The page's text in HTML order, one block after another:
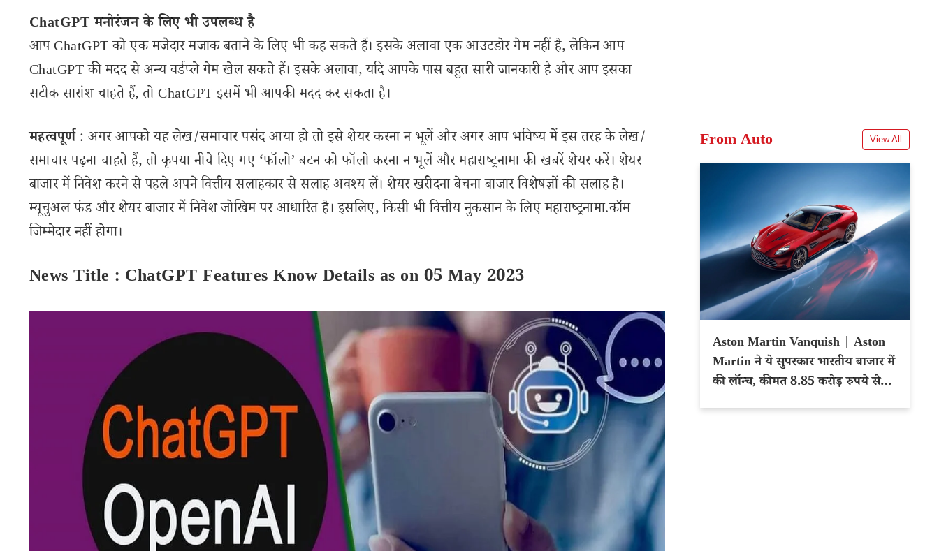
ChatGPT मनोरंजन के लिए भी उपलब्ध है
आप ChatGPT को एक मजेदार मजाक बताने के लिए भी कह सकते हैं। इसके अलावा एक आउटडोर गेम नहीं है, लेकिन आप
ChatGPT की मदद से अन्य वर्डप्ले गेम खेल सकते हैं। इसके अलावा, यदि आपके पास बहुत सारी जानकारी है और आप इसका
सटीक सारांश चाहते हैं, तो ChatGPT इसमें भी आपकी मदद कर सकता है।
महत्वपूर्ण: अगर आपको यह लेख/समाचार पसंद आया हो तो इसे शेयर करना न भूलें और अगर आप भविष्य में इस तरह के लेख/
समाचार पढ़ना चाहते हैं, तो कृपया नीचे दिए गए ‘फॉलो’ बटन को फॉलो करना न भूलें और महाराष्ट्रनामा की खबरें शेयर करें। शेयर
बाजार में निवेश करने से पहले अपने वित्तीय सलाहकार से सलाह अवश्य लें। शेयर खरीदना बेचना बाजार विशेषज्ञों की सलाह है।
म्यूचुअल फंड और शेयर बाजार में निवेश जोखिम पर आधारित है। इसलिए, किसी भी वित्तीय नुकसान के लिए महाराष्ट्रनामा.कॉम
जिम्मेदार नहीं होगा।
News Title : ChatGPT Features Know Details as on 05 May 2023
From Auto View All
Aston Martin Vanquish | Aston
Martin ने ये सुपरकार भारतीय बाजार में
की लॉन्च, कीमत 8.85 करोड़ रुपये से